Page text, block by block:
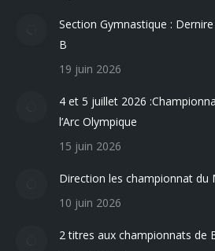
Section Gymnastique :
B
19 juin 2026
4 et 5 juillet 2026
l’Arc Olympique
15 juin 2026
Direction les championnat du
10 juin 2026
2 titres aux championnats de